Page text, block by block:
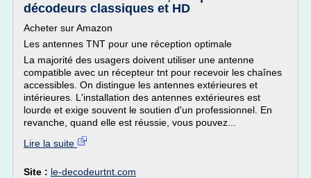
décodeurs classiques et HD
Acheter sur Amazon
Les antennes TNT pour une réception optimale
La majorité des usagers doivent utiliser une antenne
compatible avec un récepteur tnt pour recevoir les chaînes
accessibles. On distingue les antennes extérieures et
intérieures. L'installation des antennes extérieures est
lourde et exige souvent le soutien d'un professionnel. En
revanche, quand elle est réussie, vous pouvez...
Lire la suite
Site : le-decodeurtnt.com